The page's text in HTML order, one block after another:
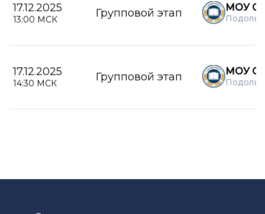
17.12.2025
13:00 МСК Групповой этап МОУ
17.12.2025
14:30 МСК Групповой этап МОУ